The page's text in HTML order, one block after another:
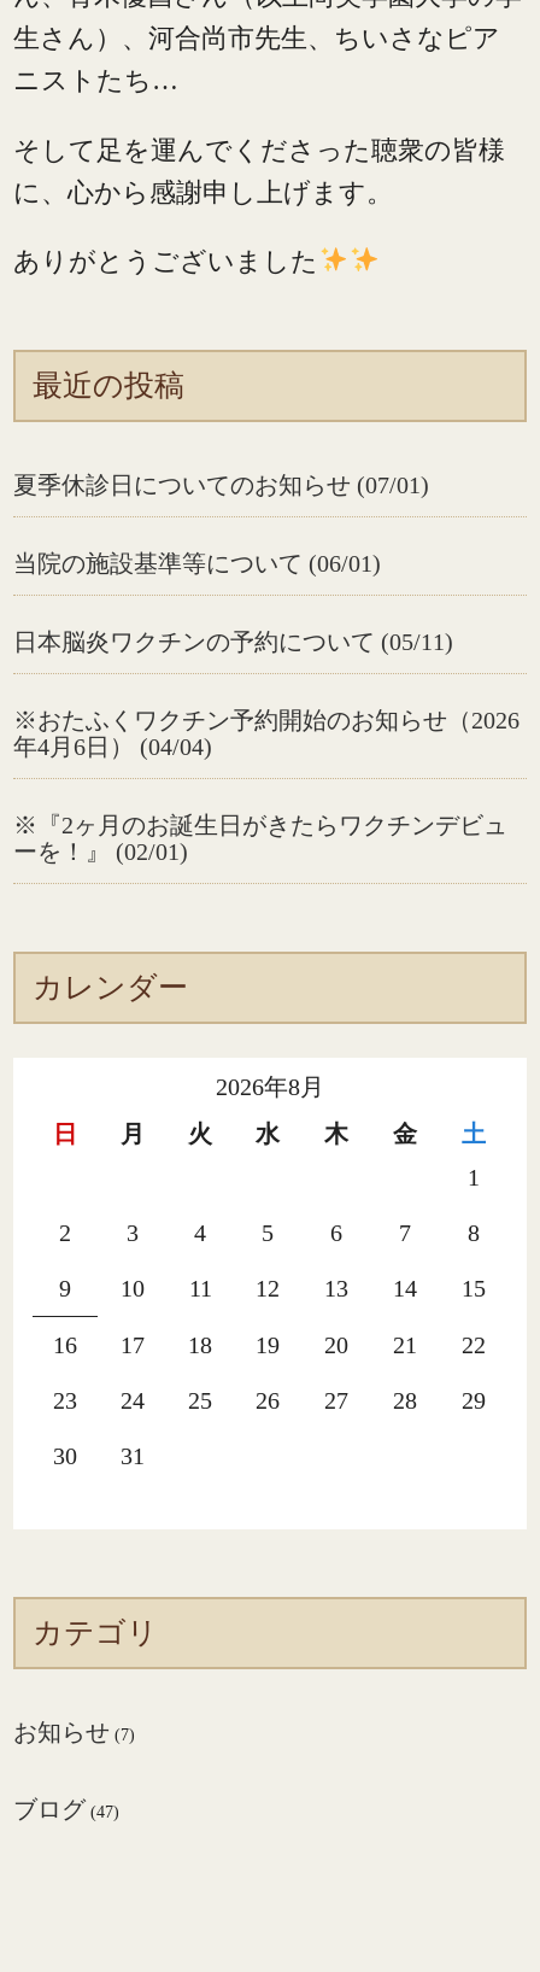
生さん）、河合尚市先生、ちいさなピア
ニストたち…
そして足を運んでくださった聴衆の皆様
に、心から感謝申し上げます。
ありがとうございました
最近の投稿
夏季休診日についてのお知らせ (07/01)
当院の施設基準等について (06/01)
日本脳炎ワクチンの予約について (05/11)
※おたふくワクチン予約開始のお知らせ（2026
年4月6日） (04/04)
※『2ヶ月のお誕生日がきたらワクチンデビュ
ーを！』 (02/01)
カレンダー
2026年8月
日
月 火 水 木 金
土
1
2 3 4 5 6 7 8
9 10 11 12 13 14 15
16 17 18 19 20 21 22
23 24 25 26 27 28 29
30 31
カテゴリ
お知らせ (7)
ブログ (47)